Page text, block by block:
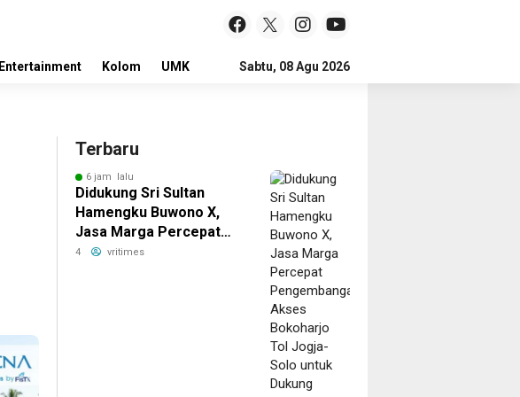
Entertainment Kolom UMKM LOKER
Sabtu, 08 Agu 2026
Terbaru
6 jam lalu
Didukung Sri Sultan
Hamengku Buwono X,
Jasa Marga Percepat
Pengembangan Akses
4 vritimes